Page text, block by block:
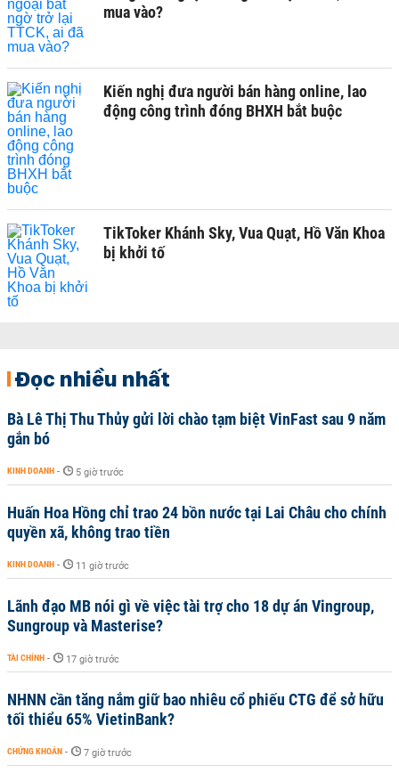
mua vào?
Kiến nghị đưa người bán hàng online, lao
động công trình đóng BHXH bắt buộc
TikToker Khánh Sky, Vua Quạt, Hồ Văn Khoa
bị khởi tố
Đọc nhiều nhất
Bà Lê Thị Thu Thủy gửi lời chào tạm biệt VinFast sau 9 năm
gắn bó
KINH DOANH - 5 giờ trước
Huấn Hoa Hồng chỉ trao 24 bồn nước tại Lai Châu cho chính
quyền xã, không trao tiền
KINH DOANH - 11 giờ trước
Lãnh đạo MB nói gì về việc tài trợ cho 18 dự án Vingroup,
Sungroup và Masterise?
TÀI CHÍNH - 17 giờ trước
NHNN cần tăng nắm giữ bao nhiêu cổ phiếu CTG để sở hữu
tối thiểu 65% VietinBank?
CHỨNG KHOÁN - 7 giờ trước